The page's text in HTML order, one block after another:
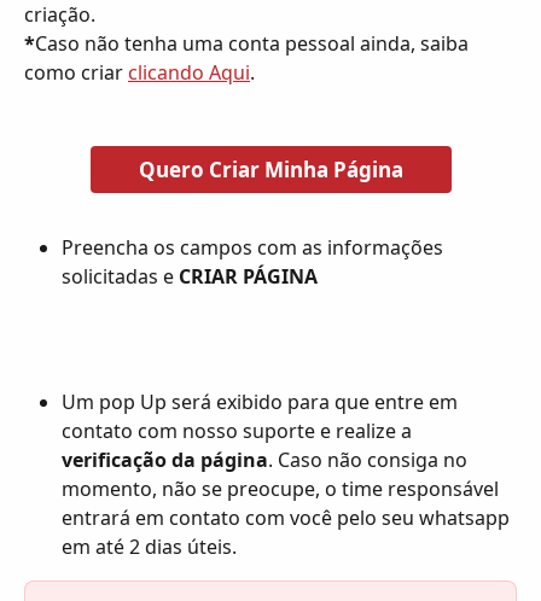
criação.
*Caso não tenha uma conta pessoal ainda, saiba
como criar clicando Aqui.
Quero Criar Minha Página
Preencha os campos com as informações
solicitadas e CRIAR PÁGINA
Um pop Up será exibido para que entre em
contato com nosso suporte e realize a
verificação da página. Caso não consiga no
momento, não se preocupe, o time responsável
entrará em contato com você pelo seu whatsapp
em até 2 dias úteis.